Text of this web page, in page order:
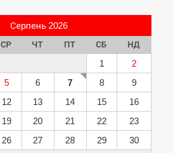
Серпень 2026
СР ЧТ ПТ СБ НД
1
2
5 6 7 8
9
12 13 14 15
16
19 20 21 22
23
26 27 28 29
30